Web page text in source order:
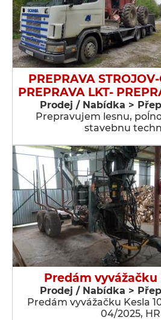
PREPRAVA
PREPRAVA LKT-
Prodej / Nabídka >
Prepravujem lesnu,
stavebnu
Predám vyvážačku
Prodej / Nabídka >
Predám vyvážačku Kesla
04/2025,